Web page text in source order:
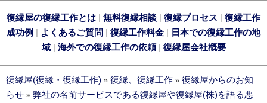
復縁屋の復縁工作とは | 無料復縁相談 | 復縁プロセス | 復縁工作
成功例 | よくあるご質問 | 復縁工作料金 | 日本での復縁工作の地
域| 海外での復縁工作の依頼| 復縁屋会社概要
復縁屋(復縁・復縁工作) » 復縁、復縁工作 » 復縁屋からのお知
らせ » 弊社の名前サービスである復縁屋や復縁屋(株)を語る悪